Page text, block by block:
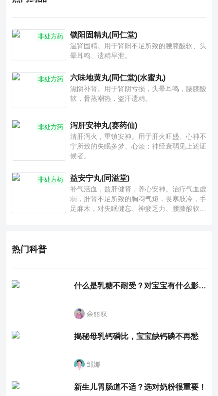
非处方药 锁阳固精丸(同仁堂)
温肾固精。用于肾阳不足所致的腰膝酸软、头
晕耳鸣、遗精早泄。
非处方药 六味地黄丸(同仁堂)(水蜜丸)
滋阴补肾。用于肾阴亏损，头晕耳鸣，腰膝酸
软，骨蒸潮热，盗汗遗精。
非处方药 泻肝安神丸(赛药仙)
清肝泻火，重镇安神。用于肝火旺盛、心神不
宁所致的失眠多梦、心烦；神经衰弱见上述证
候者。
非处方药 益安宁丸(同溢堂)
补气活血，益肝健肾，养心安神。治疗气血虚
弱，肝肾不足所致的胸闷气短，畏寒肢冷，手
足麻木，对失眠健忘、神疲乏力、腰膝酸软也
热门科普
什么是乳糖不耐受？对宝宝有什么影响？
余丽双
揭秘母乳钙磷比，宝宝缺钙磷不再愁
邹娜
新生儿胃肠道不适？选对奶粉很重要！